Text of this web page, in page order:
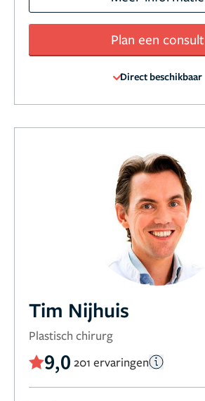
Plan een consult
Direct beschikbaar
Tim Nijhuis
Plastisch chirurg
9,0 201 ervaringen